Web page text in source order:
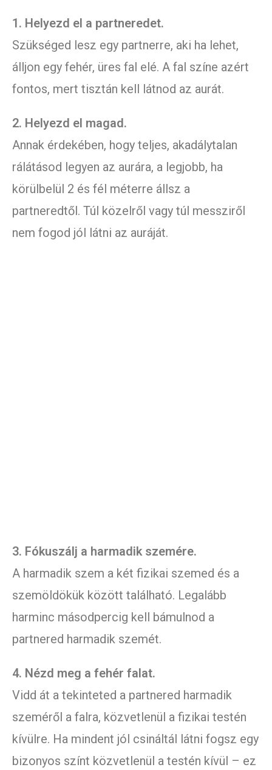
1. Helyezd el a partneredet.
Szükséged lesz egy partnerre, aki ha lehet,
álljon egy fehér, üres fal elé. A fal színe azért
fontos, mert tisztán kell látnod az aurát.
2. Helyezd el magad.
Annak érdekében, hogy teljes, akadálytalan
rálátásod legyen az aurára, a legjobb, ha
körülbelül 2 és fél méterre állsz a
partneredtől. Túl közelről vagy túl messziről
nem fogod jól látni az auráját.
3. Fókuszálj a harmadik szemére.
A harmadik szem a két fizikai szemed és a
szemöldökük között található. Legalább
harminc másodpercig kell bámulnod a
partnered harmadik szemét.
4. Nézd meg a fehér falat.
Vidd át a tekinteted a partnered harmadik
szeméről a falra, közvetlenül a fizikai testén
kívülre. Ha mindent jól csináltál látni fogsz egy
bizonyos színt közvetlenül a testén kívül – ez